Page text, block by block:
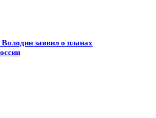
заявил о планах